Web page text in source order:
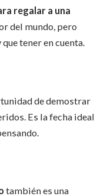
regalar a una
del mundo, pero
tener en cuenta.
de demostrar
Es la fecha ideal
también es una